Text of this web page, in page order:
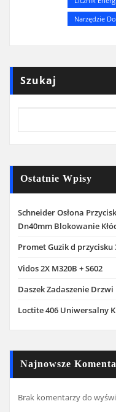
Narzędzie
Szukaj
Ostatnie Wpisy
Schneider Osłona
Dn40mm Blokowanie
Promet Guzik d przycisku
Vidos 2X M320B + S602
Daszek Zadaszenie Drzwi
Loctite 406 Uniwersalny
Najnowsze
Brak komentarzy do